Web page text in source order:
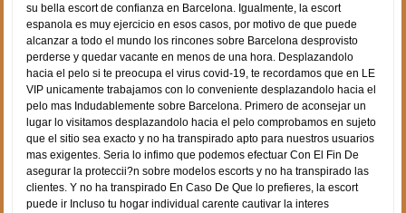
su bella escort de confianza en Barcelona. Igualmente, la escort
espanola es muy ejercicio en esos casos, por motivo de que puede
alcanzar a todo el mundo los rincones sobre Barcelona desprovisto
perderse y quedar vacante en menos de una hora. Desplazandolo
hacia el pelo si te preocupa el virus covid-19, te recordamos que en LE
VIP unicamente trabajamos con lo conveniente desplazandolo hacia el
pelo mas Indudablemente sobre Barcelona. Primero de aconsejar un
lugar lo visitamos desplazandolo hacia el pelo comprobamos en sujeto
que el sitio sea exacto y no ha transpirado apto para nuestros usuarios
mas exigentes. Seri­a lo infimo que podemos efectuar Con El Fin De
asegurar la proteccii?n sobre modelos escorts y no ha transpirado las
clientes. Y no ha transpirado En Caso De Que lo prefieres, la escort
puede ir Incluso tu hogar individual carente cautivar la interes